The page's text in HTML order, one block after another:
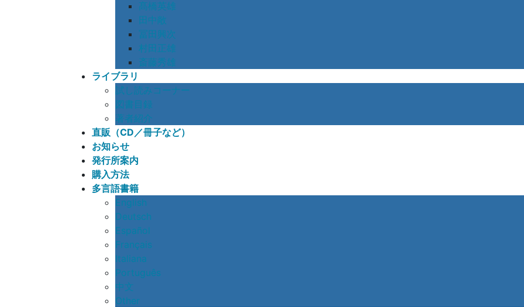
髙橋英雄
田中敞
冨田興次
村田正雄
斎藤秀雄
ライブラリ
試し読みコーナー
図書目録
著者紹介
直販（CD／冊子など）
お知らせ
発行所案内
購入方法
多言語書籍
English
Deutsch
Español
Français
Italiana
Português
中文
Other